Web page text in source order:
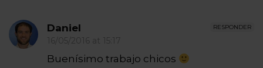
RESPONDER
Daniel
16/05/2016 at 15:17
Buenísimo trabajo chicos